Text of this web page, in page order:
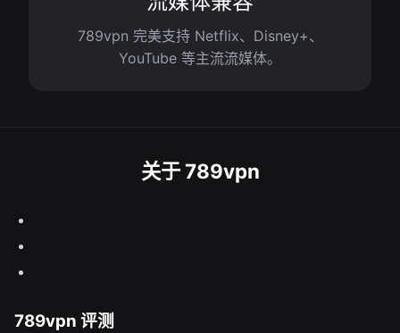
789vpn 完美支持 Netflix、Disney+、
YouTube 等主流流媒体。
关于 789vpn
789vpn 评测